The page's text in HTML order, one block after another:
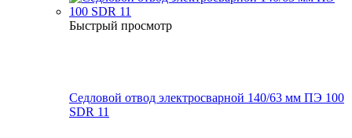
Быстрый просмотр
Седловой отвод электросварной 140/63 мм ПЭ 100
SDR 11